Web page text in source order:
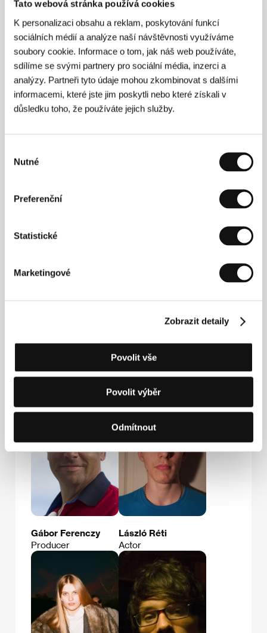
Tato webová stránka používá cookies
K personalizaci obsahu a reklam, poskytování funkcí
sociálních médií a analýze naší návštěvnosti využíváme
soubory cookie. Informace o tom, jak náš web používáte,
sdílíme se svými partnery pro sociální média, inzerci a
analýzy. Partneři tyto údaje mohou zkombinovat s dalšími
informacemi, které jste jim poskytli nebo které získali v
důsledku toho, že používáte jejich služby.
souhlasu
Nutné
Preferenční
Statistické
Marketingové
Zobrazit detaily
Povolit vše
Povolit výběr
Odmítnout
Press kit
Hosté
Film Institution Rep.
László Csuja
Gergely Vass
Director of
Photography
Gábor Ferenczy
Producer
László Réti
Actor